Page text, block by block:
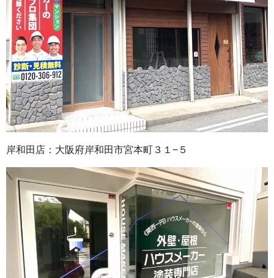
岸和田店：大阪府岸和田市宮本町３１−５